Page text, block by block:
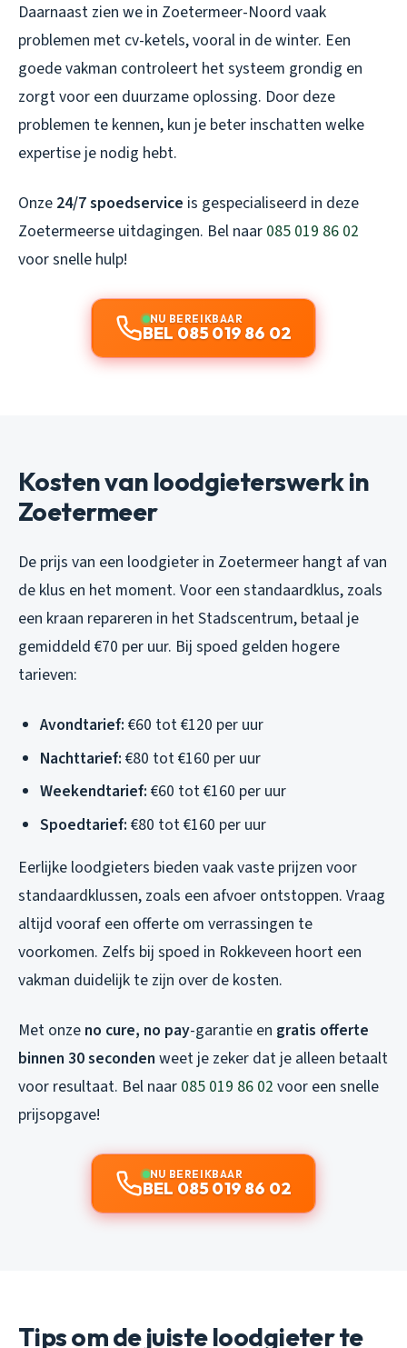
Daarnaast zien we in Zoetermeer-Noord vaak
problemen met cv-ketels, vooral in de winter. Een
goede vakman controleert het systeem grondig en
zorgt voor een duurzame oplossing. Door deze
problemen te kennen, kun je beter inschatten welke
expertise je nodig hebt.
Onze 24/7 spoedservice is gespecialiseerd in deze
Zoetermeerse uitdagingen. Bel naar 085 019 86 02
voor snelle hulp!
NU BEREIKBAAR
BEL 085 019 86 02
Kosten van loodgieterswerk in
Zoetermeer
De prijs van een loodgieter in Zoetermeer hangt af van
de klus en het moment. Voor een standaardklus, zoals
een kraan repareren in het Stadscentrum, betaal je
gemiddeld €70 per uur. Bij spoed gelden hogere
tarieven:
Avondtarief: €60 tot €120 per uur
Nachttarief: €80 tot €160 per uur
Weekendtarief: €60 tot €160 per uur
Spoedtarief: €80 tot €160 per uur
Eerlijke loodgieters bieden vaak vaste prijzen voor
standaardklussen, zoals een afvoer ontstoppen. Vraag
altijd vooraf een offerte om verrassingen te
voorkomen. Zelfs bij spoed in Rokkeveen hoort een
vakman duidelijk te zijn over de kosten.
Met onze no cure, no pay-garantie en gratis offerte
binnen 30 seconden weet je zeker dat je alleen betaalt
voor resultaat. Bel naar 085 019 86 02 voor een snelle
prijsopgave!
NU BEREIKBAAR
BEL 085 019 86 02
Tips om de juiste loodgieter te